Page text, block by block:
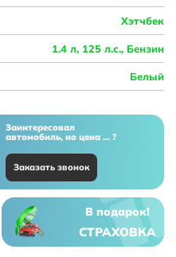
Хэтчбек
1.4 л, 125 л.с., Бензин
Белый
Заинтересовал
автомобиль, но цена ... ?
Заказать звонок
В подарок!
СТРАХОВКА